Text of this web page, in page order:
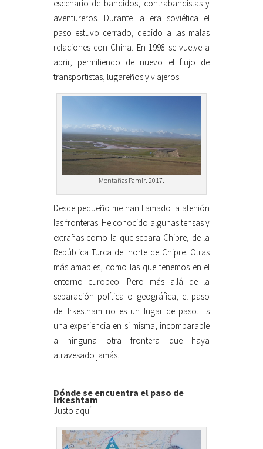
escenario de bandidos, contrabandistas y
aventureros. Durante la era soviética el
paso estuvo cerrado, debido a las malas
relaciones con China. En 1998 se vuelve a
abrir, permitiendo de nuevo el flujo de
transportistas, lugareños y viajeros.
Montañas Pamir. 2017.
Desde pequeño me han llamado la atenión
las fronteras. He conocido algunas tensas y
extrañas como la que separa Chipre, de la
República Turca del norte de Chipre. Otras
más amables, como las que tenemos en el
entorno europeo. Pero más allá de la
separación política o geográfica, el paso
del Irkestham no es un lugar de paso. Es
una experiencia en si mísma, incomparable
a ninguna otra frontera que haya
atravesado jamás.
Dónde se encuentra el paso de
Irkeshtam
Justo aquí.